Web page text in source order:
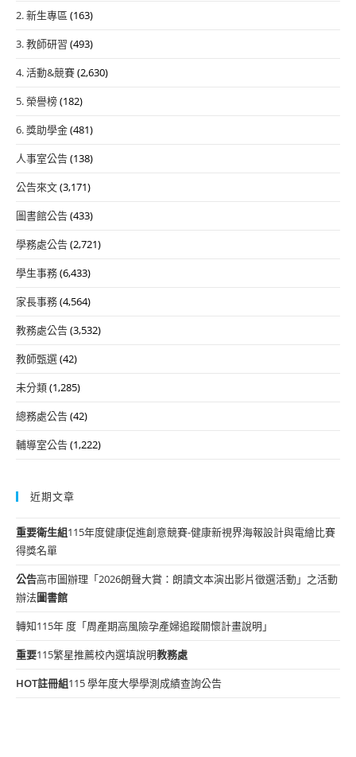
2. 新生專區 (163)
3. 教師研習 (493)
4. 活動&競賽(2,630)
5. 榮譽榜(182)
6. 獎助學金(481)
人事室公告(138)
公告來文(3,171)
圖書館公告(433)
學務處公告(2,721)
學生事務(6,433)
家長事務(4,564)
教務處公告(3,532)
教師甄選(42)
未分類(1,285)
總務處公告(42)
輔導室公告(1,222)
近期文章
重要衛生組115年度健康促進創意競賽-健康新視界海報設計與電繪比賽
得獎名單
公告高市圖辦理「2026朗聲大賞：朗讀文本演出影片徵選活動」之活動
辦法圖書館
轉知115年 度「周產期高風險孕產婦追蹤關懷計畫說明」
重要115繁星推薦校內選填說明教務處
HOT註冊組115 學年度大學學測成績查詢公告